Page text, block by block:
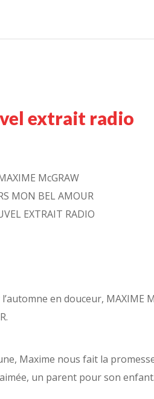
extrait radio
McGRAW
MON BEL AMOUR
EXTRAIT RADIO
en douceur, MAXIME
.
Maxime nous fait la
un parent pour son enfant.